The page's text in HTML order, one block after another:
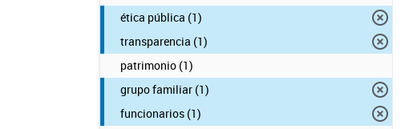
ética pública (1)
transparencia (1)
patrimonio (1)
grupo familiar (1)
funcionarios (1)